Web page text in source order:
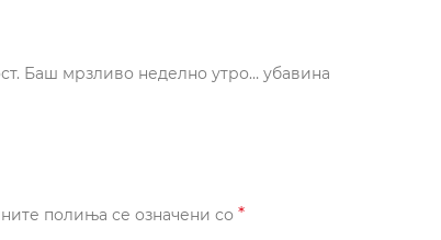
Баш мрзливо неделно утро… убавина
полиња се означени со *